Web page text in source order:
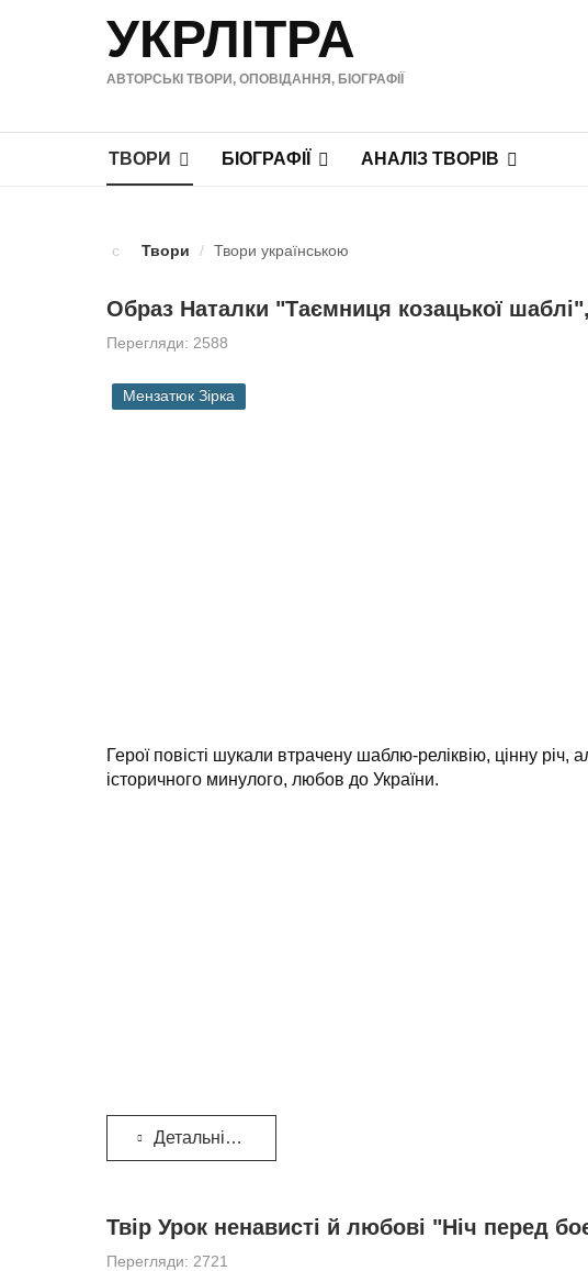
УКРЛІТРА
АВТОРСЬКІ ТВОРИ, ОПОВІДАННЯ, БІОГРАФІЇ
ТВОРИ БІОГРАФІЇ АНАЛІЗ ТВОРІВ
Твори / Твори українською
Образ Наталки "Таємниця козацької
Перегляди: 2588
Мензатюк Зірка
Герої повісті шукали втрачену шаблю-реліквію, цінну
історичного минулого, любов до України.
Детальніше...
Твір Урок ненависті й любові "Ніч перед
Перегляди: 2721